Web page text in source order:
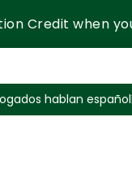
Credit when
hablan español